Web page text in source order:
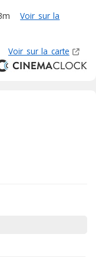
Voir sur la
Voir sur la carte